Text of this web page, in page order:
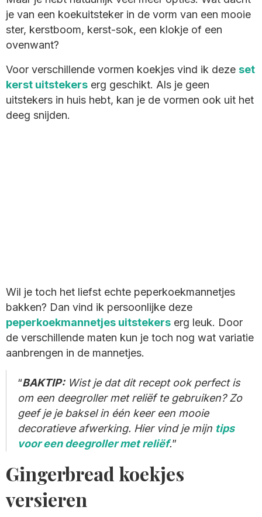
je van een koekuitsteker in de vorm van een mooie
ster, kerstboom, kerst-sok, een klokje of een
ovenwant?
Voor verschillende vormen koekjes vind ik deze set
kerst uitstekers erg geschikt. Als je geen
uitstekers in huis hebt, kan je de vormen ook uit het
deeg snijden.
Wil je toch het liefst echte peperkoekmannetjes
bakken? Dan vind ik persoonlijke deze
peperkoekmannetjes uitstekers erg leuk. Door
de verschillende maten kun je toch nog wat variatie
aanbrengen in de mannetjes.
BAKTIP:Wist je dat dit recept ook perfect is
om een deegroller met reliëf te gebruiken? Zo
geef je je baksel in één keer een mooie
decoratieve afwerking. Hier vind je mijn tips
voor een deegroller met reliëf.
Gingerbread koekjes
versieren